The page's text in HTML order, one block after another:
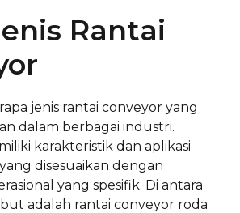
Rantai
jenis rantai conveyor yang
dalam berbagai industri.
karakteristik dan aplikasi
disesuaikan dengan
yang spesifik. Di antara
adalah rantai conveyor roda